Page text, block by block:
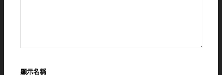
顯示名稱